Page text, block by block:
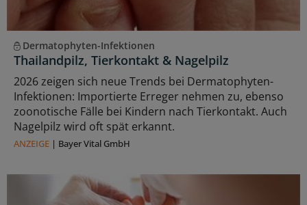
Dermatophyten-Infektionen
Thailandpilz, Tierkontakt & Nagelpilz
2026 zeigen sich neue Trends bei Dermatophyten-
Infektionen: Importierte Erreger nehmen zu, ebenso
zoonotische Fälle bei Kindern nach Tierkontakt. Auch
Nagelpilz wird oft spät erkannt.
ANZEIGE | Bayer Vital GmbH